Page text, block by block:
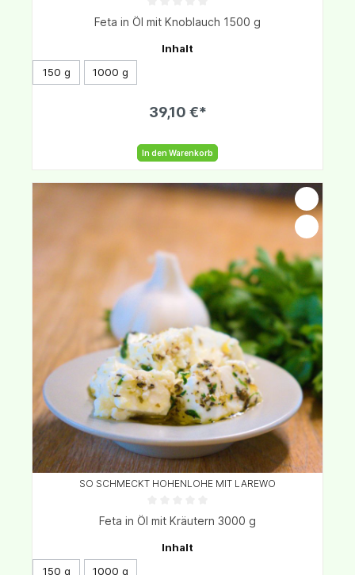
Feta in Öl mit Knoblauch 1500 g
Inhalt
150 g
1000 g
39,10 €*
In den Warenkorb
SO SCHMECKT HOHENLOHE MIT LAREWO
Feta in Öl mit Kräutern 3000 g
Inhalt
150 g
1000 g